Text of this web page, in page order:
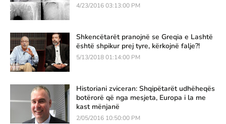
4/23/2016 03:13:00 PM
Shkencëtarët pranojnë se Greqia e Lashtë
është shpikur prej tyre, kërkojnë falje?!
5/13/2018 01:14:00 PM
Historiani zviceran: Shqipëtarët udhëheqës
botërorë që nga mesjeta, Europa i la me
kast mënjanë
2/05/2016 10:50:00 PM